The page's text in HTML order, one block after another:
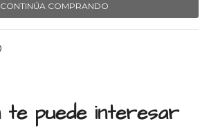
CONTINÚA COMPRANDO
te puede interesar